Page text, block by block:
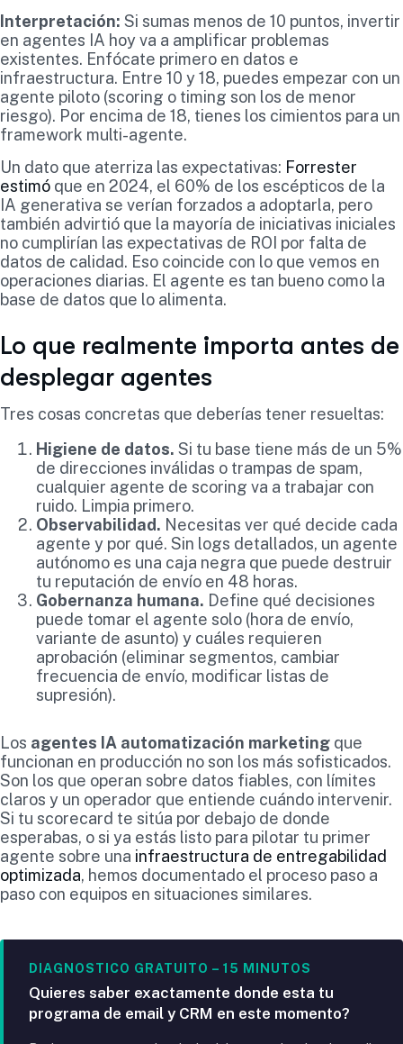
Interpretación: Si sumas menos de 10 puntos, invertir
en agentes IA hoy va a amplificar problemas
existentes. Enfócate primero en datos e
infraestructura. Entre 10 y 18, puedes empezar con un
agente piloto (scoring o timing son los de menor
riesgo). Por encima de 18, tienes los cimientos para un
framework multi-agente.
Un dato que aterriza las expectativas: Forrester
estimó que en 2024, el 60% de los escépticos de la
IA generativa se verían forzados a adoptarla, pero
también advirtió que la mayoría de iniciativas iniciales
no cumplirían las expectativas de ROI por falta de
datos de calidad. Eso coincide con lo que vemos en
operaciones diarias. El agente es tan bueno como la
base de datos que lo alimenta.
Lo que realmente importa antes de
desplegar agentes
Tres cosas concretas que deberías tener resueltas:
Higiene de datos. Si tu base tiene más de un 5%
de direcciones inválidas o trampas de spam,
cualquier agente de scoring va a trabajar con
ruido. Limpia primero.
Observabilidad. Necesitas ver qué decide cada
agente y por qué. Sin logs detallados, un agente
autónomo es una caja negra que puede destruir
tu reputación de envío en 48 horas.
Gobernanza humana. Define qué decisiones
puede tomar el agente solo (hora de envío,
variante de asunto) y cuáles requieren
aprobación (eliminar segmentos, cambiar
frecuencia de envío, modificar listas de
supresión).
Los agentes IA automatización marketing que
funcionan en producción no son los más sofisticados.
Son los que operan sobre datos fiables, con límites
claros y un operador que entiende cuándo intervenir.
Si tu scorecard te sitúa por debajo de donde
esperabas, o si ya estás listo para pilotar tu primer
agente sobre una infraestructura de entregabilidad
optimizada, hemos documentado el proceso paso a
paso con equipos en situaciones similares.
DIAGNOSTICO GRATUITO – 15 MINUTOS
Quieres saber exactamente donde esta tu
programa de email y CRM en este momento?